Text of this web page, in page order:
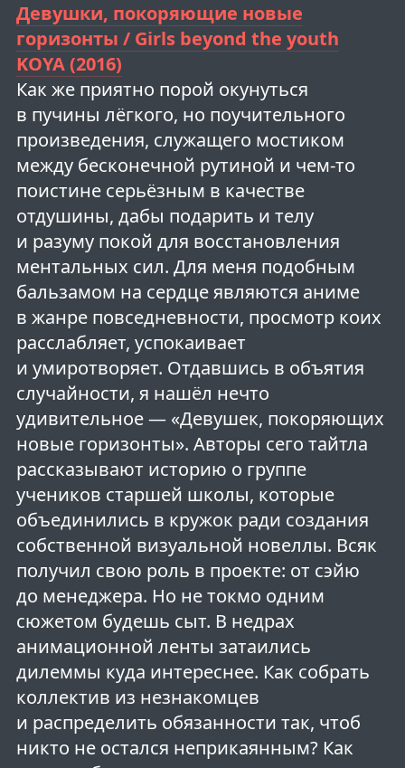
Девушки, покоряющие новые
горизонты / Girls beyond the youth
KOYA (2016)
Как же приятно порой окунуться
в пучины лёгкого, но поучительного
произведения, служащего мостиком
между бесконечной рутиной и чем-то
поистине серьёзным в качестве
отдушины, дабы подарить и телу
и разуму покой для восстановления
ментальных сил. Для меня подобным
бальзамом на сердце являются аниме
в жанре повседневности, просмотр коих
расслабляет, успокаивает
и умиротворяет. Отдавшись в объятия
случайности, я нашёл нечто
удивительное — «Девушек, покоряющих
новые горизонты». Авторы сего тайтла
рассказывают историю о группе
учеников старшей школы, которые
объединились в кружок ради создания
собственной визуальной новеллы. Всяк
получил свою роль в проекте: от сэйю
до менеджера. Но не токмо одним
сюжетом будешь сыт. В недрах
анимационной ленты затаились
дилеммы куда интереснее. Как собрать
коллектив из незнакомцев
и распределить обязанности так, чтоб
никто не остался неприкаянным? Как